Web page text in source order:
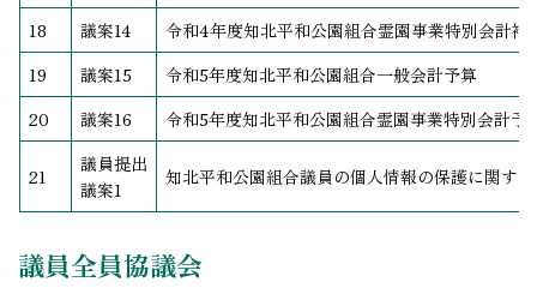
18
議案14
令和4年度知北平和公園組合霊園事業特別会計補
19
議案15
令和5年度知北平和公園組合一般会計予算
20
議案16 令和5年度知北平和公園組合霊園事業特別会計予
21
議員提出
議案1
知北平和公園組合議員の個人情報の保護に関す
議員全員協議会